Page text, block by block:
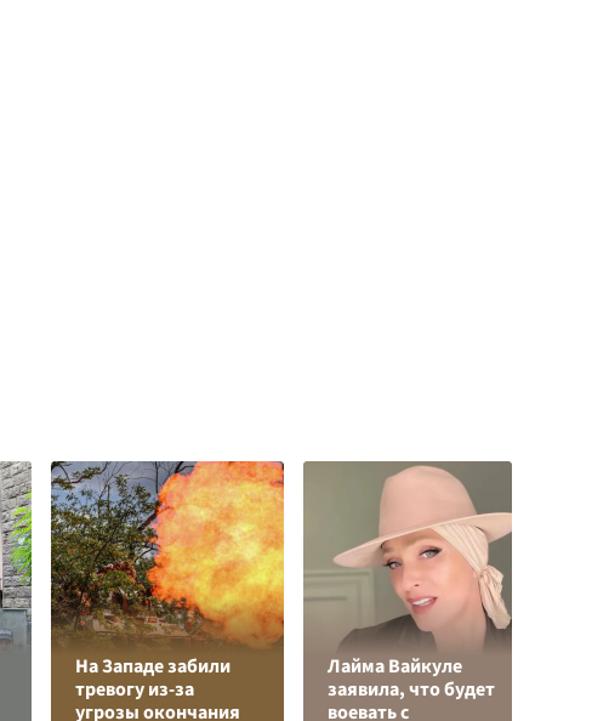
На Западе забили
тревогу из-за
угрозы окончания
Лайма Вайкуле
заявила, что будет
воевать с